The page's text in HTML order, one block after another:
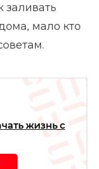
заливать
мало кто
жизнь с